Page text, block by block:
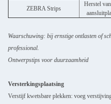
ZEBRA Strips
Herstel
Waarschuwing: bij ernstige ontlasten of
professional.
Ontwerpstips voor duurzaamheid
Versterkingsplaatsing
Verstijf kwetsbare plekken: voeg